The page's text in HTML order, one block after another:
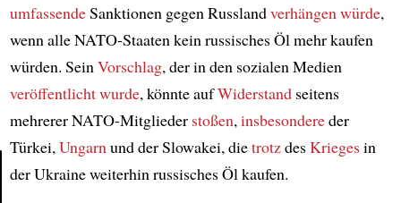
umfassendeSanktionen gegen Russlandverhängen würde,
wenn alle NATO-Staaten kein russisches Öl mehr kaufen
würden. Sein Vorschlag, der in den sozialen Medien
veröffentlicht wurde, könnte aufWiderstandseitens
mehrerer NATO-Mitglieder stoßen, insbesondereder
Türkei, Ungarn und der Slowakei, dietrotzdesKriegesin
der Ukraine weiterhin russisches Öl kaufen.